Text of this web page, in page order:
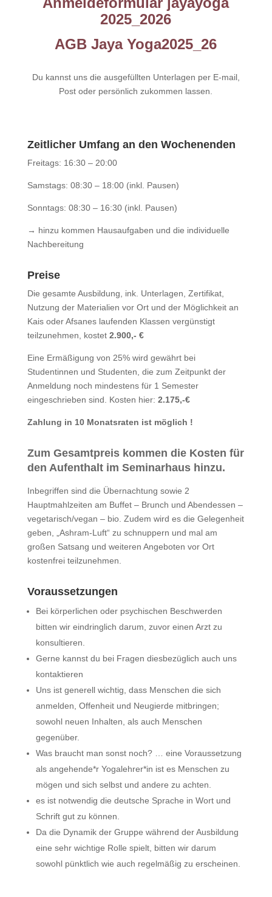
2025_2026
AGB Jaya Yoga2025_26
Du kannst uns die ausgefüllten Unterlagen per E-mail,
Post oder persönlich zukommen lassen.
Zeitlicher Umfang an den Wochenenden
Freitags: 16:30 – 20:00
Samstags: 08:30 – 18:00 (inkl. Pausen)
Sonntags: 08:30 – 16:30 (inkl. Pausen)
→ hinzu kommen Hausaufgaben und die individuelle
Nachbereitung
Preise
Die gesamte Ausbildung, ink. Unterlagen, Zertifikat,
Nutzung der Materialien vor Ort und der Möglichkeit an
Kais oder Afsanes laufenden Klassen vergünstigt
teilzunehmen, kostet 2.900,- €
Eine Ermäßigung von 25% wird gewährt bei
Studentinnen und Studenten, die zum Zeitpunkt der
Anmeldung noch mindestens für 1 Semester
eingeschrieben sind. Kosten hier: 2.175,-€
Zahlung in 10 Monatsraten ist möglich !
Zum Gesamtpreis kommen die Kosten für
den Aufenthalt im Seminarhaus hinzu.
Inbegriffen sind die Übernachtung sowie 2
Hauptmahlzeiten am Buffet – Brunch und Abendessen –
vegetarisch/vegan – bio. Zudem wird es die Gelegenheit
geben, „Ashram-Luft“ zu schnuppern und mal am
großen Satsang und weiteren Angeboten vor Ort
kostenfrei teilzunehmen.
Voraussetzungen
Bei körperlichen oder psychischen Beschwerden
bitten wir eindringlich darum, zuvor einen Arzt zu
konsultieren.
Gerne kannst du bei Fragen diesbezüglich auch uns
kontaktieren
Uns ist generell wichtig, dass Menschen die sich
anmelden, Offenheit und Neugierde mitbringen;
sowohl neuen Inhalten, als auch Menschen
gegenüber.
Was braucht man sonst noch? … eine Voraussetzung
als angehende*r Yogalehrer*in ist es Menschen zu
mögen und sich selbst und andere zu achten.
es ist notwendig die deutsche Sprache in Wort und
Schrift gut zu können.
Da die Dynamik der Gruppe während der Ausbildung
eine sehr wichtige Rolle spielt, bitten wir darum
sowohl pünktlich wie auch regelmäßig zu erscheinen.